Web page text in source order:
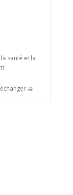
santé et la
🤝